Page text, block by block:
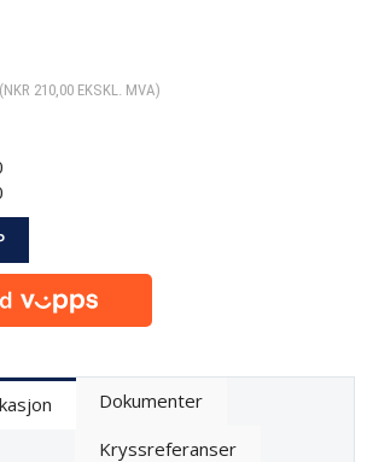
(NKR 210,00 EKSKL. MVA)
Dokumenter
Kryssreferanser